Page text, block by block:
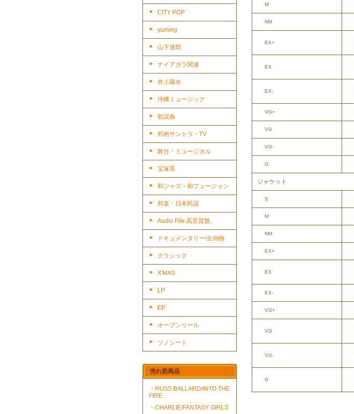
CITY POP
yuming
山下達郎
ナイアガラ関連
井上陽水
沖縄ミュージック
歌謡曲
邦画サントラ・TV
舞台・ミュージカル
宝塚系
和ジャズ・和フュージョン
邦楽・日本民謡
Audio File 高音質盤。
ドキュメンタリー/企画物
クラシック
X'MAS
LP
EP
オープンリール
ソノシート
売れ筋商品
・RUSS BALLARD/INTO THE
FIRE
・CHARLIE/FANTASY GIRLS
M
NM
EX+
EX
EX-
VG+
VG
VG-
G
ジャケット
S
M
NM
EX+
EX
EX-
VG+
VG
VG-
G